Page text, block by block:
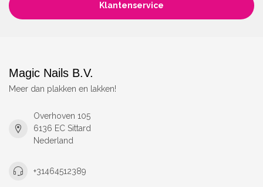
Klantenservice
Magic Nails B.V.
Meer dan plakken en lakken!
Overhoven 105
6136 EC Sittard
Nederland
+31464512389